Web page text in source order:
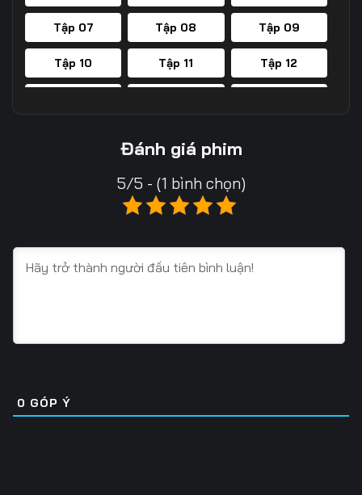
Tập 07 Tập 08 Tập 09
Tập 10 Tập 11 Tập 12
Tập 23
Tập 28 Tập 29
Tập 34 Tập 35 Tập 36
Tập 40 Tập 41 Tập 42
Đánh giá phim
5/5 - (1 bình chọn)
0 GÓP Ý